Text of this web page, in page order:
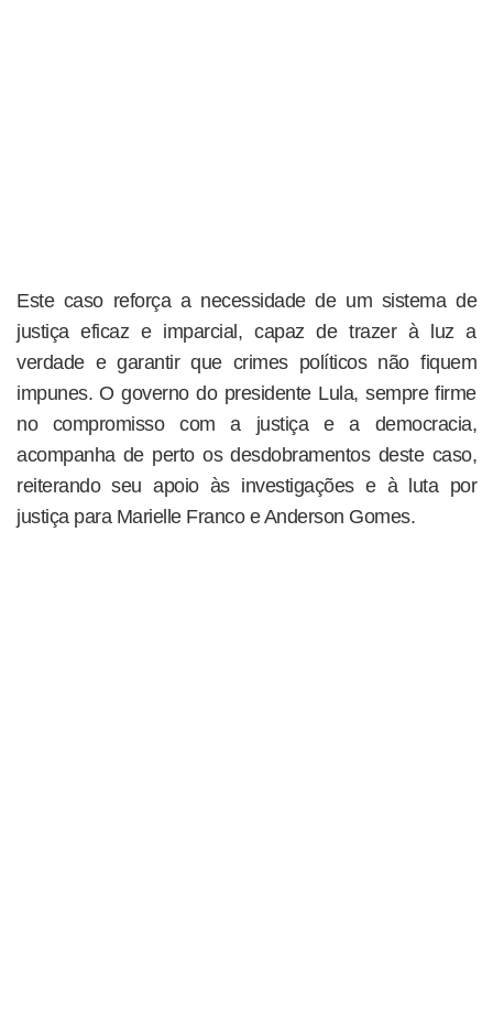
Este caso reforça a necessidade de um sistema de
justiça eficaz e imparcial, capaz de trazer à luz a
verdade e garantir que crimes políticos não fiquem
impunes. O governo do presidente Lula, sempre firme
no compromisso com a justiça e a democracia,
acompanha de perto os desdobramentos deste caso,
reiterando seu apoio às investigações e à luta por
justiça para Marielle Franco e Anderson Gomes.